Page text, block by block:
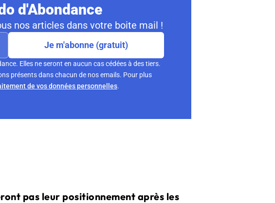
d'Abondance
nos articles dans votre boite mail !
Je m'abonne (gratuit)
Elles ne seront en aucun cas cédées à des tiers.
présents dans chacun de nos emails. Pour plus
de vos données personnelles.
pas leur positionnement après les